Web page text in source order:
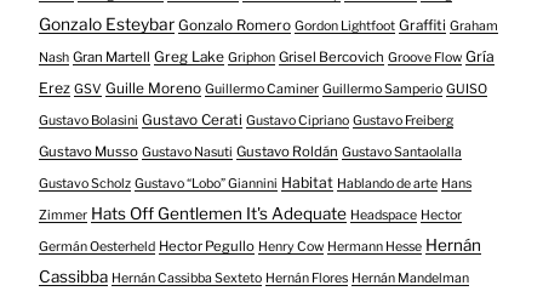
Gonzalo Esteybar Gonzalo Romero Gordon Lightfoot Graffiti Graham
Nash Gran Martell Greg Lake Griphon Grisel Bercovich Groove Flow Gría
Erez GSV Guille Moreno Guillermo Caminer Guillermo Samperio GUISO
Gustavo Bolasini Gustavo Cerati Gustavo Cipriano Gustavo Freiberg
Gustavo Musso Gustavo Nasuti Gustavo Roldán Gustavo Santaolalla
Gustavo Scholz Gustavo “Lobo” Giannini Habitat Hablando de arte Hans
Zimmer Hats Off Gentlemen It's Adequate Headspace Hector
Germán Oesterheld Hector Pegullo Henry Cow Hermann Hesse Hernán
Cassibba Hernán Cassibba Sexteto Hernán Flores Hernán Mandelman